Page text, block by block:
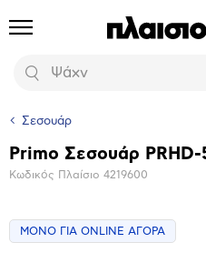
Προϊόντα
Αναζήτηση
Σεσουάρ
Βασικά
Primo Σεσουάρ
Κωδικός Πλαίσιο 4219600
ΜΟΝΟ ΓΙΑ ONLINE ΑΓΟΡΑ